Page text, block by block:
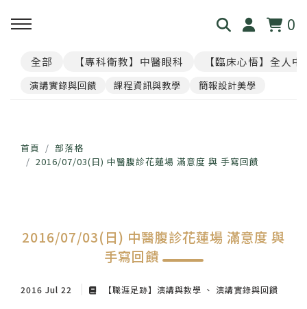
0
回主選單
我是林佑彥
足跡與聲音
回主選單
👁️ 共感・視覺模擬館
📊 天地人．養生儀表板
回主選單
🧘 光流導引．雲端禪房
🎴 指引・身心籤詩
回主選單
看見現象．衛教文章
💊 透視用藥．中西藥典
回主選單
尋找祥峻
全部 【專科衛教】中醫眼科 【臨床心悟】全人中
演講實錄與回饋 課程資訊與教學 簡報設計美學
首頁
部落格
2016/07/03(日) 中醫腹診花蓮場 滿意度 與 手寫回饋
2016/07/03(日) 中醫腹診花蓮場 滿意度 與
手寫回饋
2016 Jul 22 【職涯足跡】演講與教學 演講實錄與回饋